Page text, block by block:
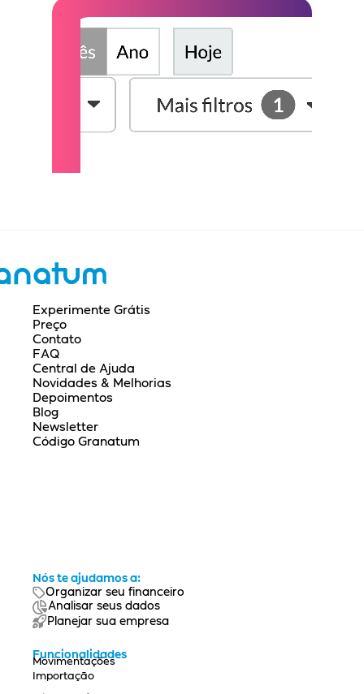
Experimente Grátis
Preço
Contato
FAQ
Central de Ajuda
Novidades & Melhorias
Depoimentos
Blog
Newsletter
Código Granatum
Nós te ajudamos a:
Organizar seu financeiro
Analisar seus dados
Planejar sua empresa
Funcionalidades
Movimentações
Importação